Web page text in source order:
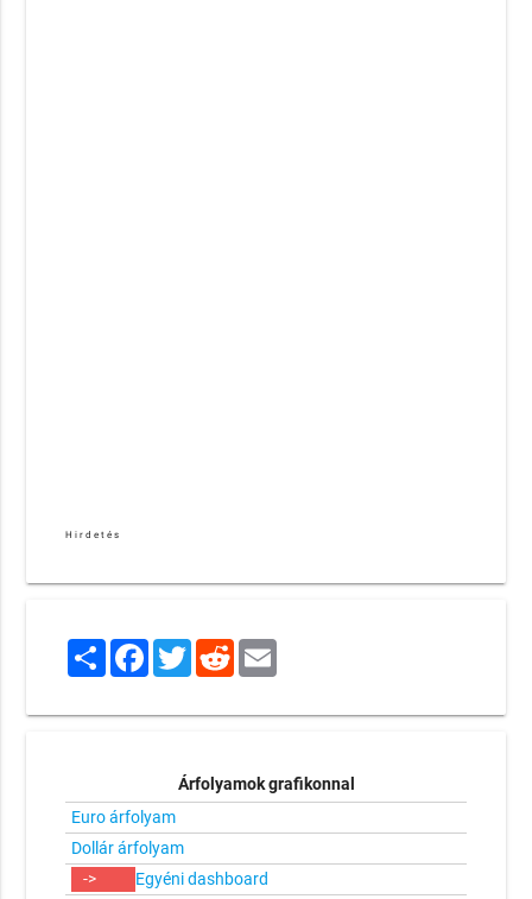
Hirdetés
ShareFacebook
TwitterRedditEmail
Árfolyamok grafikonnal
Euro árfolyam
Dollár árfolyam
->
Egyéni dashboard